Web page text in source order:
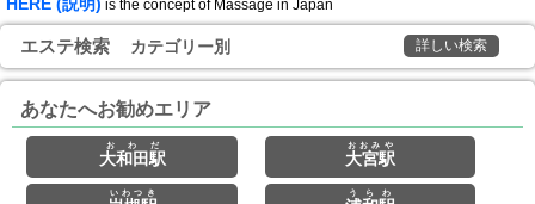
is the concept of Massage in Japan
エステ検索 カテゴリー別 詳しい検索
あなたへお勧めエリア
大和田駅
おわだ
大宮駅
おおみや
いわつき うらわ